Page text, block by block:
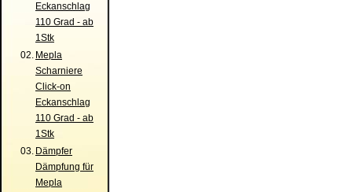
Eckanschlag
110 Grad - ab
1Stk
02. Mepla
Scharniere
Click-on
Eckanschlag
110 Grad - ab
1Stk
03. Dämpfer
Dämpfung für
Mepla